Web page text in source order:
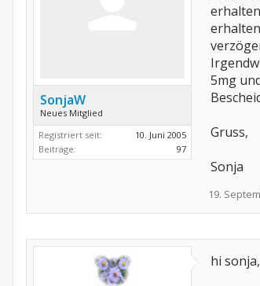
SonjaW
Neues Mitglied
Registriert seit:
10. Juni 2005
Beiträge:
97
5mg
Gruss,
Sonja
19.
hi sonja,